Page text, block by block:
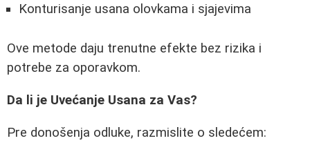
Konturisanje usana olovkama i sjajevima
Ove metode daju trenutne efekte bez rizika i
potrebe za oporavkom.
Da li je Uvećanje Usana za Vas?
Pre donošenja odluke, razmislite o sledećem: